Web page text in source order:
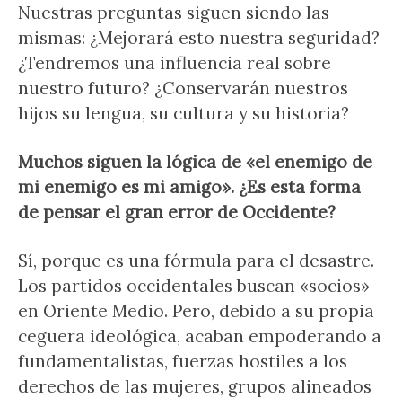
Nuestras preguntas siguen siendo las
mismas: ¿Mejorará esto nuestra seguridad?
¿Tendremos una influencia real sobre
nuestro futuro? ¿Conservarán nuestros
hijos su lengua, su cultura y su historia?
Muchos siguen la lógica de «el enemigo de
mi enemigo es mi amigo». ¿Es esta forma
de pensar el gran error de Occidente?
Sí, porque es una fórmula para el desastre.
Los partidos occidentales buscan «socios»
en Oriente Medio. Pero, debido a su propia
ceguera ideológica, acaban empoderando a
fundamentalistas, fuerzas hostiles a los
derechos de las mujeres, grupos alineados